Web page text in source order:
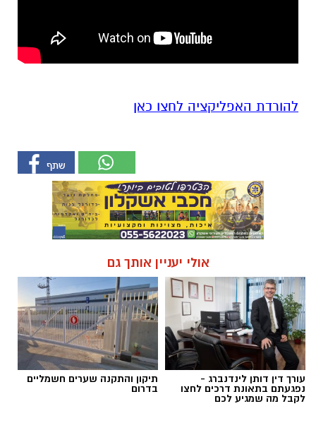
להורדת האפליקציה לחצו כאן
אולי יעניין אותך גם
עורך דין דותן לינדנברג -
נפגעתם בתאונת דרכים לחצו
לקבל מה שמגיע לכם
תיקון והתקנה שערים חשמליים
בדרום